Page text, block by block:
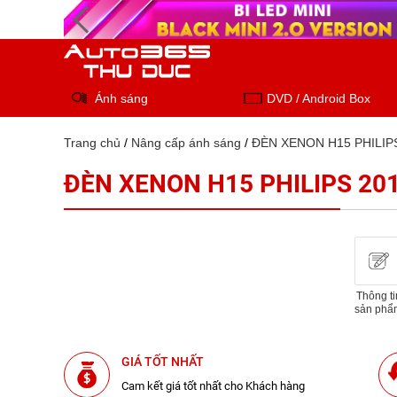
Ánh sáng DVD / Android Box
Trang chủ / Nâng cấp ánh sáng / ĐÈN XENON H15
ĐÈN XENON H15 PHILIPS
Thông
sản
GIÁ TỐT NHẤT
Cam kết giá tốt nhất cho Khách hàng